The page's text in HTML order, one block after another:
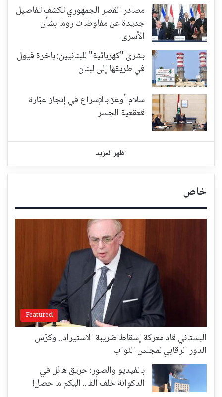
مصادر القصر الجمهوري تكشف تفاصيل
جديدة عن مفاوضات روما بشأن
الأسرى
بشرى "كهربائية" للبنانيين: باخرة فيول
في طريقها إلى لبنان
سلام أوعز بالإسراع في إنجاز عبّارة
قعقعية الجسر
اظهر المزيد
خاص
Featured
البستاني قاد معركة إسقاط ضريبة الاستيراد.. وكرّس
الدور الرقابي لمجلس النواب
بالفيديو والصور: حريق هائل في
الدكوانة خلف ألفا.. اليكم ما حصل!